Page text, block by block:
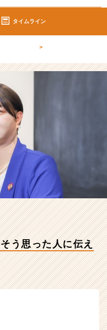
タイムライン
>
う思った人に伝え